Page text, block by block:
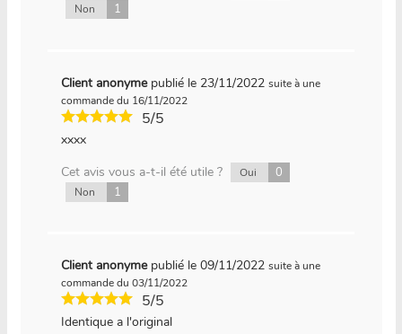
Non 1
Client anonyme publié le 23/11/2022 suite à une
commande du 16/11/2022
5/5
xxxx
Cet avis vous a-t-il été utile ?
Oui 0
Non 1
Client anonyme publié le 09/11/2022 suite à une
commande du 03/11/2022
5/5
Identique a l'original